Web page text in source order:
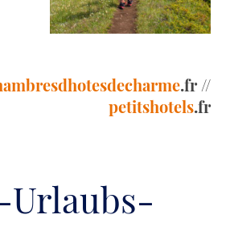
.fr //
petitshotels.fr
Urlaubs-